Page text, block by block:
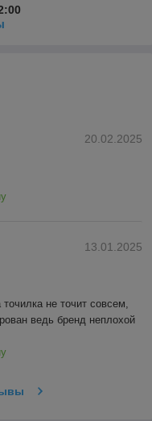
20.02.2025
13.01.2025
не точит совсем,
ведь бренд неплохой